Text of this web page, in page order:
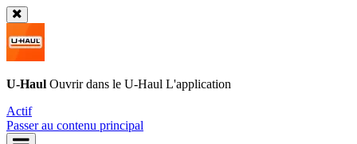
U-Haul Ouvrir dans le U-Haul L'application
Actif
Passer au contenu principal